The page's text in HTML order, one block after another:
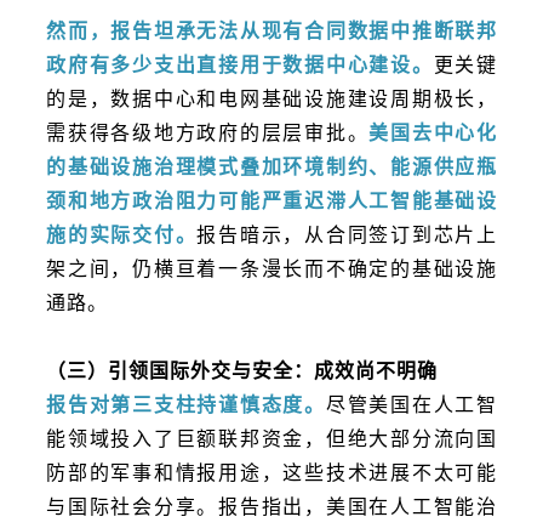
然而，报告坦承无法从现有合同数据中推断联邦
政府有多少支出直接用于数据中心建设。
更关键
的是，数据中心和电网基础设施建设周期极长，
需获得各级地方政府的层层审批。 美国去中心化
的基础设施治理模式叠加环境制约、能源供应瓶
颈和地方政治阻力可能严重迟滞人工智能基础设
施的实际交付。报告暗示，从合同签订到芯片上
架之间，仍横亘着一条漫长而不确定的基础设施
通路。
（三）引领国际外交与安全：成效尚不明确
报告对第三支柱持谨慎态度。 尽管美国在人工智
能领域投入了巨额联邦资金，但绝大部分流向国
防部的军事和情报用途，这些技术进展不太可能
与国际社会分享。报告指出，美国在人工智能治